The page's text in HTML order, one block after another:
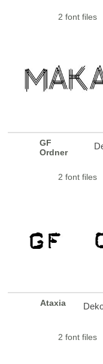
2 font files
GF
Ordner
2 font files
Ataxia
2 font files